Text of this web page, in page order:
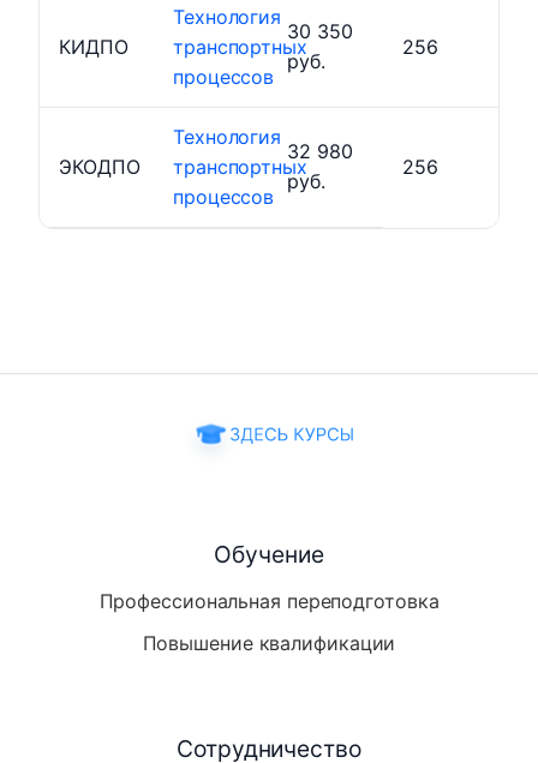
КИДПО
Технология
транспортных
процессов
30 350
руб.
256
ЭКОДПО
Технология
транспортных
процессов
32 980
руб.
256
Обучение
Профессиональная переподготовка
Повышение квалификации
Сотрудничество